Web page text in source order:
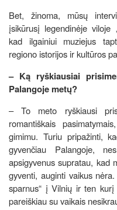
Bet, žinoma, mūsų
įsikūrusį legendinėje viloje
kad ilgainiui muziejus
regiono istorijos ir kultūros
– Ką ryškiausiai
Palangoje metų?
– To meto ryškiausi
romantiškais
gimimu. Turiu pripažinti,
gyvenčiau Palangoje,
apsigyvenus supratau, kad
gyventi, auginti vaikus
sparnus“ į Vilnių ir ten
pareiškiau su vaikais